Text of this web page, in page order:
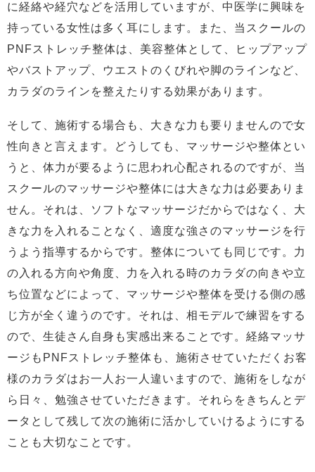
に経絡や経穴などを活用していますが、中医学に興味を
持っている女性は多く耳にします。また、当スクールの
PNFストレッチ整体は、美容整体として、ヒップアップ
やバストアップ、ウエストのくびれや脚のラインなど、
カラダのラインを整えたりする効果があります。
そして、施術する場合も、大きな力も要りませんので女
性向きと言えます。どうしても、マッサージや整体とい
うと、体力が要るように思われ心配されるのですが、当
スクールのマッサージや整体には大きな力は必要ありま
せん。それは、ソフトなマッサージだからではなく、大
きな力を入れることなく、適度な強さのマッサージを行
うよう指導するからです。整体についても同じです。力
の入れる方向や角度、力を入れる時のカラダの向きや立
ち位置などによって、マッサージや整体を受ける側の感
じ方が全く違うのです。それは、相モデルで練習をする
ので、生徒さん自身も実感出来ることです。経絡マッサ
ージもPNFストレッチ整体も、施術させていただくお客
様のカラダはお一人お一人違いますので、施術をしなが
ら日々、勉強させていただきます。それらをきちんとデ
ータとして残して次の施術に活かしていけるようにする
ことも大切なことです。